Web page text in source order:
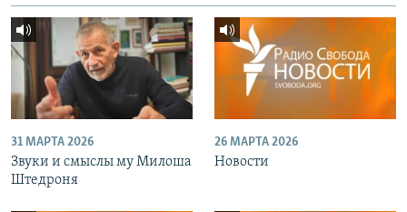
31 МАРТА 2026
Звуки и смыслы му Милоша
Штедроня
26 МАРТА 2026
Новости